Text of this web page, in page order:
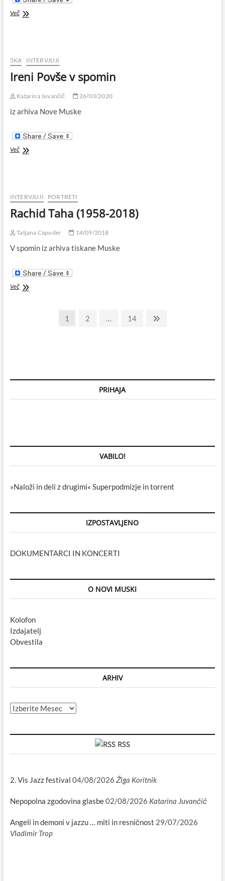
VečAdijo,
5KA INTERVJUJI
Ireni Povše v spomin
Katarina Juvančič 26/03/2020
iz arhiva Nove Muske
VečIreni
INTERVJUJI PORTRETI
Rachid Taha (1958-2018)
Tatjana Capuder 14/09/2018
V spomin iz arhiva tiskane Muske
VečRachid
ŠtevilčenjePage
1 Page
2 Page
14
Next
PRIHAJA
VABILO!
»Naloži in deli z drugimi« Superpodmizje in torrent
IZPOSTAVLJENO
DOKUMENTARCI IN KONCERTI
O NOVI MUSKI
Kolofon
Izdajatelj
Obvestila
ARHIV
Arhiv
RSS
2. Vis Jazz festival 04/08/2026 Žiga Koritnik
Nepopolna zgodovina glasbe02/08/2026 Katarina Juvančič
Angeli in demoni v jazzu … miti in resničnost 29/07/2026
Vladimir Trop